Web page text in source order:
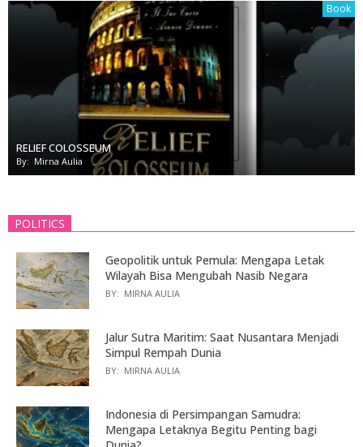
Book
RELIEF COLOSSEUM
By: Mirna Aulia
POLITICS
Geopolitik untuk Pemula: Mengapa Letak
Wilayah Bisa Mengubah Nasib Negara
BY: MIRNA AULIA
Jalur Sutra Maritim: Saat Nusantara Menjadi
Simpul Rempah Dunia
BY: MIRNA AULIA
Indonesia di Persimpangan Samudra:
Mengapa Letaknya Begitu Penting bagi